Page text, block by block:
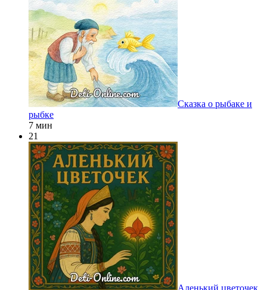
Сказка о рыбаке и
рыбке
7 мин
21
Аленький цветочек